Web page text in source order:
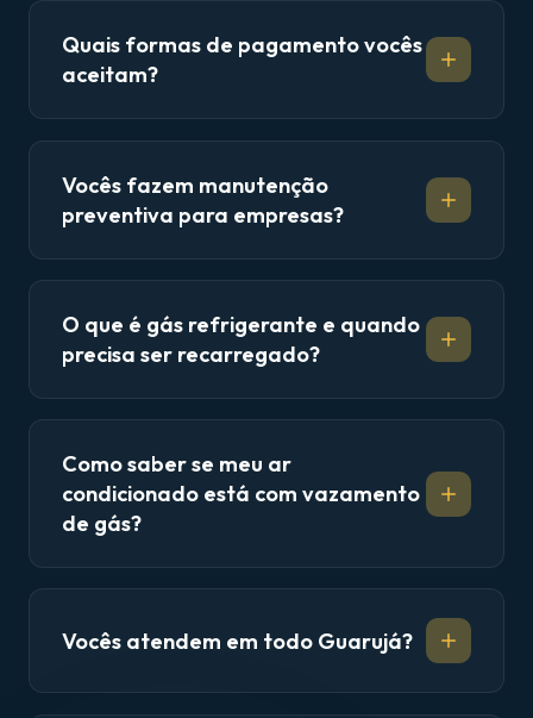
Quais formas de pagamento vocês
aceitam?
Vocês fazem manutenção
preventiva para empresas?
O que é gás refrigerante e quando
precisa ser recarregado?
Como saber se meu ar
condicionado está com vazamento
de gás?
Vocês atendem em todo Guarujá?